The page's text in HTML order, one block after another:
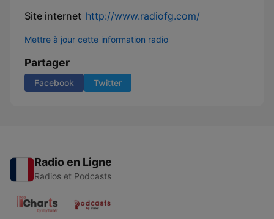
Site internet http://www.radiofg.com/
Mettre à jour cette information radio
Partager
Facebook Twitter
Radio en Ligne
Radios et Podcasts